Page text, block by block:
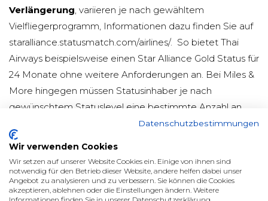
Verlängerung , variieren je nach gewähltem
Vielfliegerprogramm, Informationen dazu finden Sie auf
staralliance.statusmatch.com/airlines/. So bietet Thai
Airways beispielsweise einen Star Alliance Gold Status für
24 Monate ohne weitere Anforderungen an. Bei Miles &
More hingegen müssen Statusinhaber je nach
gewünschtem Statuslevel eine bestimmte Anzahl an
Flugsegmenten innerhalb eines festgelegten Zeitraums
absolvieren, um den Status zu verlängern.
Die Beantragung des Status Match erfolgt über die
Webseitestaralliance.statusmatch.com. Nach dem
Ausfüllen des Formulars muss ein Foto der SAS
Datenschutzbestimmungen
Wir verwenden Cookies
Wir setzen auf unserer Website Cookies ein. Einige von ihnen sind
notwendig für den Betrieb dieser Website, andere helfen dabei unser
Angebot zu analysieren und zu verbessern. Sie können die Cookies
akzeptieren, ablehnen oder die Einstellungen ändern. Weitere